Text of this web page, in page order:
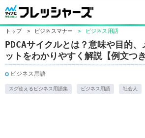
トップ > ビジネスマナー > ビジネス用語
PDCAサイクルとは？意味や目的、
ットをわかりやすく解説【例文つき
ビジネス用語
スグ使えるビジネス用語集 ビジネス用語 社会人